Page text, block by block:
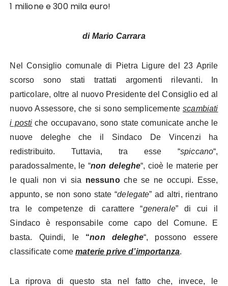
1 milione e 300 mila euro!
di Mario Carrara
Nel Consiglio comunale di Pietra Ligure del 23 Aprile
scorso sono stati trattati argomenti rilevanti. In
particolare, oltre al nuovo Presidente del Consiglio ed al
nuovo Assessore, che si sono semplicementescambiati
i posti che occupavano, sono state comunicate anche le
nuove deleghe che il Sindaco De Vincenzi ha
redistribuito. Tuttavia, tra esse “spiccano“,
paradossalmente, le “non deleghe“, cioè le materie per
le quali non vi sia nessunoche se ne occupi. Esse,
appunto, se non sono state “delegate” ad altri, rientrano
tra le competenze di carattere “generale” di cui il
Sindaco è responsabile come capo del Comune. E
basta. Quindi, le “non deleghe“, possono essere
classificate comematerie prive d’importanza.
La riprova di questo sta nel fatto che, invece, le